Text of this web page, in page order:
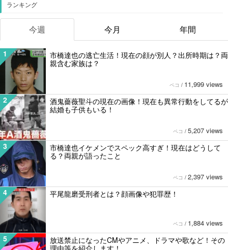
ランキング
今週 今月 年間
1
市橋達也の逃亡生活！現在の顔が別人？出所時期は？両
親含む家族は？
ペコ / 11,999 views
2
酒鬼薔薇聖斗の現在の画像！現在も異常行動をしてるが
結婚も子供もいる！
ペコ / 5,207 views
3
市橋達也イケメンでスペック高すぎ！現在はどうして
る？両親が語ったこと
ペコ / 2,397 views
4 平尾龍磨受刑者とは？顔画像や犯罪歴！
ペコ / 1,884 views
5
放送禁止になったCMやアニメ、ドラマや歌など！その
理由等を紹介します！